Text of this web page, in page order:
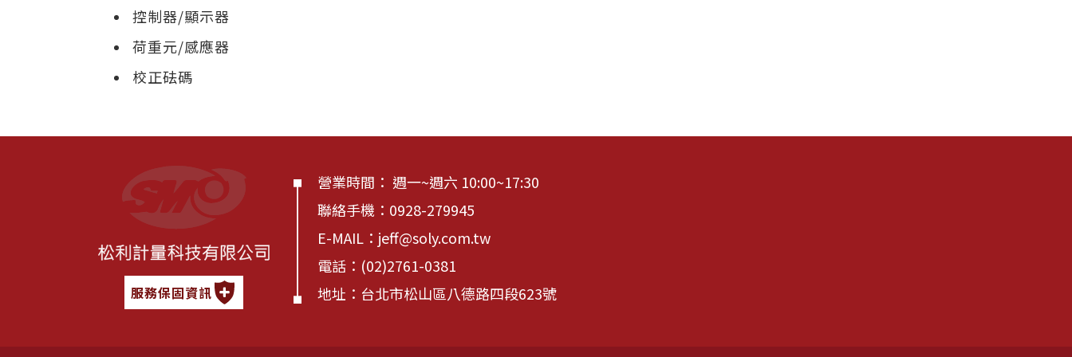
控制器/顯示器
荷重元/感應器
校正砝碼
服務保固資訊
營業時間： 週一~週六 10:00~17:30
聯絡手機： 0928-279945
E-MAIL： jeff@soly.com.tw
電話： (02)2761-0381
地址：台北市松山區八德路四段623號